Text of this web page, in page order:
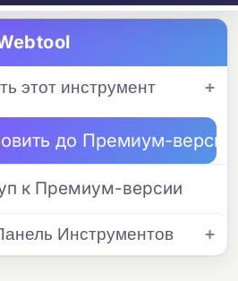
этот инструмент
до Премиум-версии
к Премиум-версии
Инструментов